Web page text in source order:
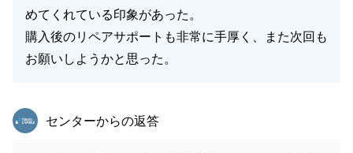
めてくれている印象があった。
購入後のリペアサポートも非常に手厚く、また次回も
お願いしようかと思った。
東急リバブル
センターからの返答